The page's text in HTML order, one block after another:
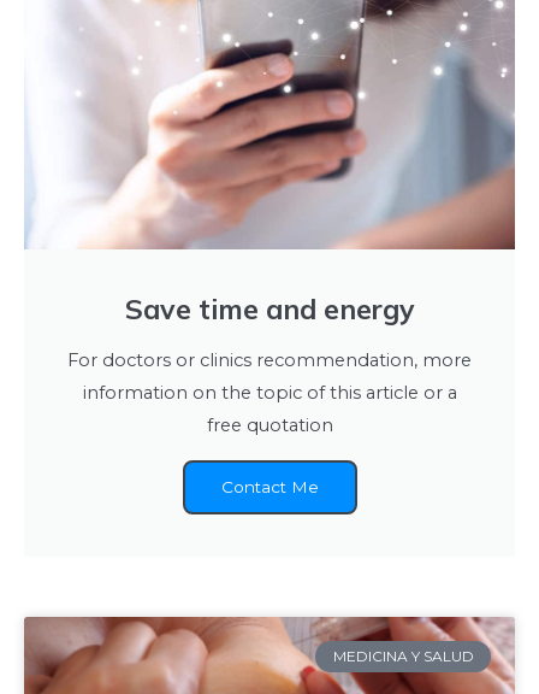
Save time and energy
For doctors or clinics recommendation, more
information on the topic of this article or a
free quotation
Contact Me
MEDICINA Y SALUD